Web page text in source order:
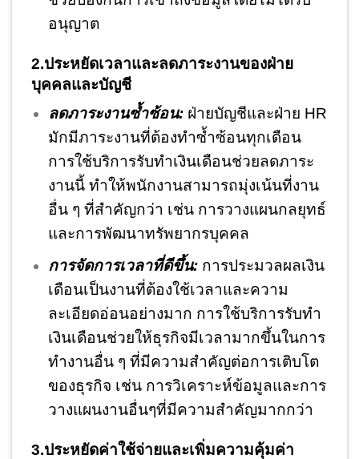
อนุญาต
2.ประหยัดเวลาและลดภาระงานของฝ่าย
บุคคลและบัญชี
ลดภาระงานซ้ำซ้อน:ฝ่ายบัญชีและฝ่าย HR
มักมีภาระงานที่ต้องทำซ้ำซ้อนทุกเดือน
การใช้บริการรับทำเงินเดือนช่วยลดภาระ
งานนี้ ทำให้พนักงานสามารถมุ่งเน้นที่งาน
อื่น ๆ ที่สำคัญกว่า เช่น การวางแผนกลยุทธ์
และการพัฒนาทรัพยากรบุคคล
การจัดการเวลาที่ดีขึ้น:การประมวลผลเงิน
เดือนเป็นงานที่ต้องใช้เวลาและความ
ละเอียดอ่อนอย่างมาก การใช้บริการรับทำ
เงินเดือนช่วยให้ธุรกิจมีเวลามากขึ้นในการ
ทำงานอื่น ๆ ที่มีความสำคัญต่อการเติบโต
ของธุรกิจ เช่น การวิเคราะห์ข้อมูลและการ
วางแผนงานอื่นๆที่มีความสำคัญมากกว่า
3.ประหยัดค่าใช้จ่ายและเพิ่มความคุ้มค่า